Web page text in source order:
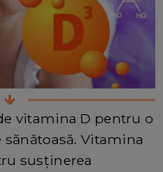
vitamina D pentru o
Vitamina
susținerea